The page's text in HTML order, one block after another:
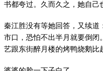
书都夸过。久而久之，她自己
秦江胜没有等她回答，又续道
市口，恐怕不出半月就要倒
艺跟东街醉月楼的烤鸭烧鹅比